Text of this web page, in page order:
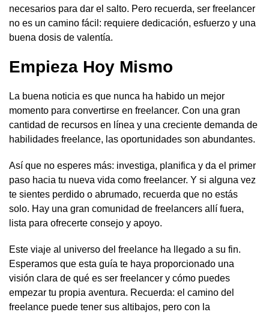
necesarios para dar el salto. Pero recuerda, ser freelancer
no es un camino fácil: requiere dedicación, esfuerzo y una
buena dosis de valentía.
Empieza Hoy Mismo
La buena noticia es que nunca ha habido un mejor
momento para convertirse en freelancer. Con una gran
cantidad de recursos en línea y una creciente demanda de
habilidades freelance, las oportunidades son abundantes.
Así que no esperes más: investiga, planifica y da el primer
paso hacia tu nueva vida como freelancer. Y si alguna vez
te sientes perdido o abrumado, recuerda que no estás
solo. Hay una gran comunidad de freelancers allí fuera,
lista para ofrecerte consejo y apoyo.
Este viaje al universo del freelance ha llegado a su fin.
Esperamos que esta guía te haya proporcionado una
visión clara de qué es ser freelancer y cómo puedes
empezar tu propia aventura. Recuerda: el camino del
freelance puede tener sus altibajos, pero con la